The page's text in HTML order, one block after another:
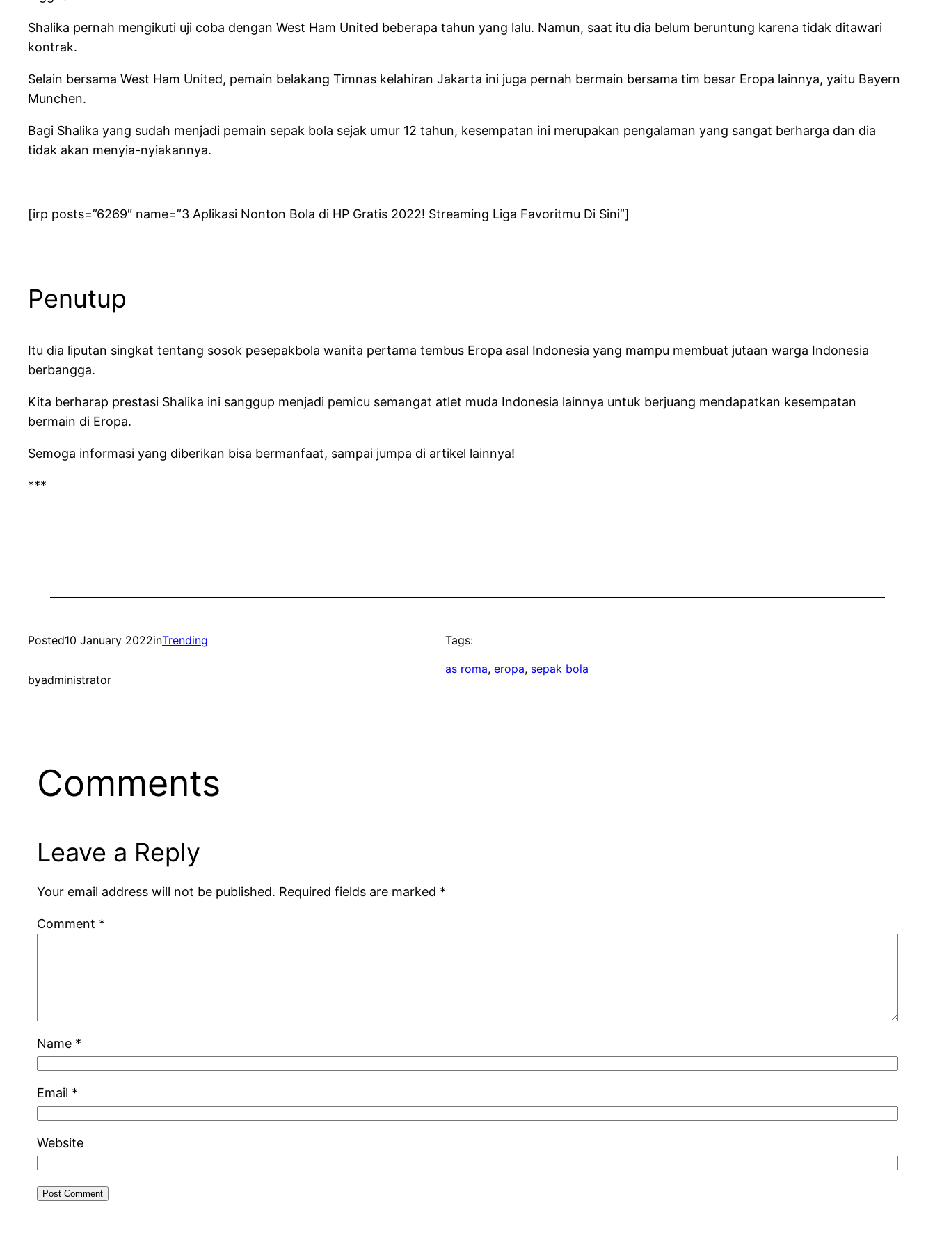
Shalika pernah mengikuti uji coba dengan West Ham United beberapa tahun yang lalu. Namun, saat itu dia belum beruntung karena tidak ditawari
kontrak.
Selain bersama West Ham United, pemain belakang Timnas kelahiran Jakarta ini juga pernah bermain bersama tim besar Eropa lainnya, yaitu Bayern
Munchen.
Bagi Shalika yang sudah menjadi pemain sepak bola sejak umur 12 tahun, kesempatan ini merupakan pengalaman yang sangat berharga dan dia
tidak akan menyia-nyiakannya.
[irp posts=”6269″ name=”3 Aplikasi Nonton Bola di HP Gratis 2022! Streaming Liga Favoritmu Di Sini”]
Penutup
Itu dia liputan singkat tentang sosok pesepakbola wanita pertama tembus Eropa asal Indonesia yang mampu membuat jutaan warga Indonesia
berbangga.
Kita berharap prestasi Shalika ini sanggup menjadi pemicu semangat atlet muda Indonesia lainnya untuk berjuang mendapatkan kesempatan
bermain di Eropa.
Semoga informasi yang diberikan bisa bermanfaat, sampai jumpa di artikel lainnya!
***
Posted10 January 2022inTrending
byadministrator
Tags:
as roma, eropa, sepak bola
Comments
Leave a Reply
Your email address will not be published. Required fields are marked *
Comment *
Name *
Email *
Website